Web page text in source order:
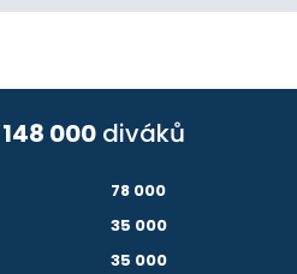
148 000 diváků
78 000
35 000
35 000